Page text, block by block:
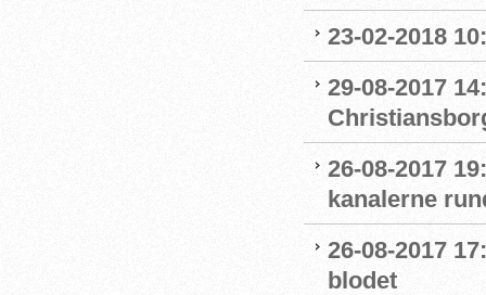
23-02-2018
29-08-2017
26-08-2017
kanalerne
26-08-2017
blodet